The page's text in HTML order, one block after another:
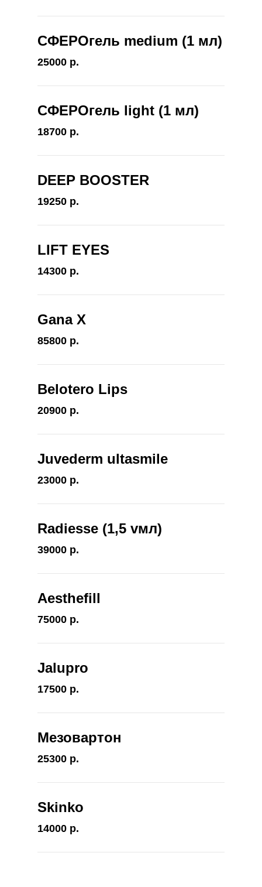
СФЕРОгель medium (1 мл)
25000 р.
СФЕРОгель light (1 мл)
18700 р.
DEEP BOOSTER
19250 р.
LIFT EYES
14300 р.
Gana X
85800 р.
Belotero Lips
20900 р.
Juvederm ultasmile
23000 р.
Radiesse (1,5 vмл)
39000 р.
Aesthefill
75000 р.
Jalupro
17500 р.
Мезовартон
25300 р.
Skinko
14000 р.